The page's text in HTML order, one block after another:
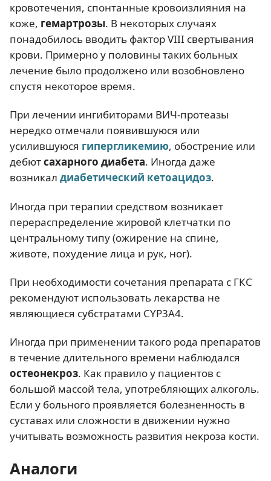
кровотечения, спонтанные кровоизлияния на
коже, гемартрозы. В некоторых случаях
понадобилось вводить фактор VIII свертывания
крови. Примерно у половины таких больных
лечение было продолжено или возобновлено
спустя некоторое время.
При лечении ингибиторами ВИЧ-протеазы
нередко отмечали появившуюся или
усилившуюся гипергликемию, обострение или
дебютсахарного диабета. Иногда даже
возникал диабетический кетоацидоз.
Иногда при терапии средством возникает
перераспределение жировой клетчатки по
центральному типу (ожирение на спине,
животе, похудение лица и рук, ног).
При необходимости сочетания препарата с ГКС
рекомендуют использовать лекарства не
являющиеся субстратами CYP3A4.
Иногда при применении такого рода препаратов
в течение длительного времени наблюдался
остеонекроз. Как правило у пациентов с
большой массой тела, употребляющих алкоголь.
Если у больного проявляется болезненность в
суставах или сложности в движении нужно
учитывать возможность развития некроза кости.
Аналоги